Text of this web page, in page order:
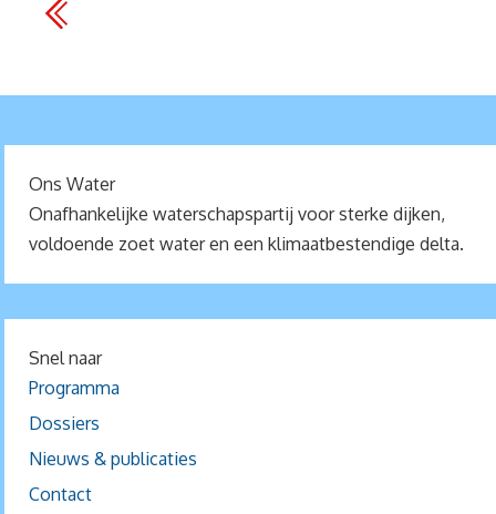
Ons Water
Onafhankelijke waterschapspartij voor sterke dijken,
voldoende zoet water en een klimaatbestendige delta.
Snel naar
Programma
Dossiers
Nieuws & publicaties
Contact